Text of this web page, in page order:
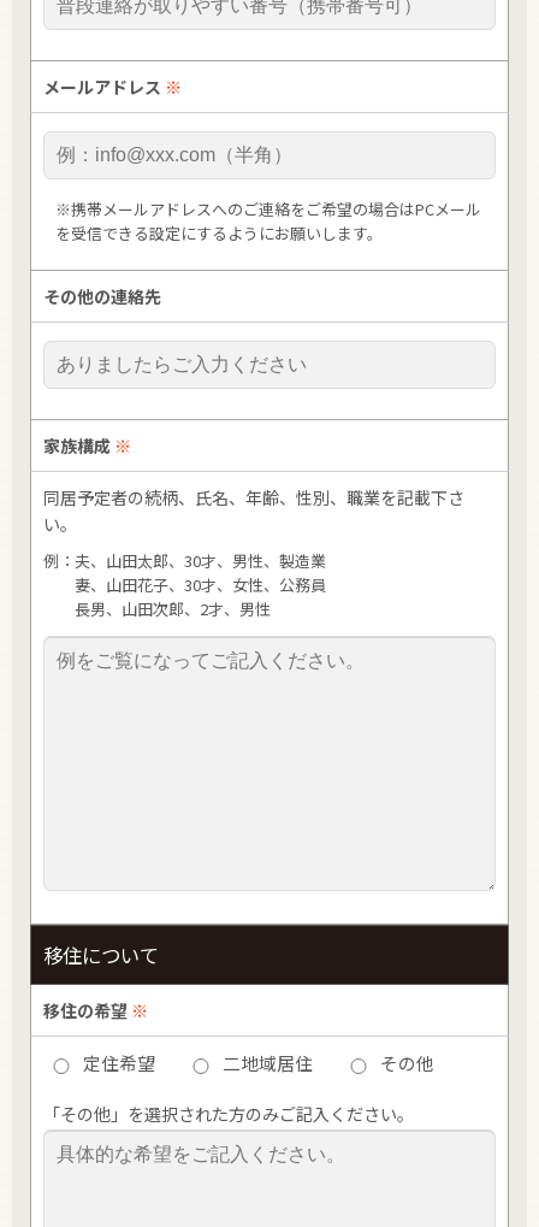
メールアドレス ※
※携帯メールアドレスへのご連絡をご希望の場合はPCメール
を受信できる設定にするようにお願いします。
その他の連絡先
家族構成 ※
同居予定者の続柄、氏名、年齢、性別、職業を記載下さ
い。
例：夫、山田太郎、30才、男性、製造業
妻、山田花子、30才、女性、公務員
長男、山田次郎、2才、男性
移住について
移住の希望 ※
定住希望 二地域居住 その他
「その他」を選択された方のみご記入ください。